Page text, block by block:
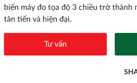
biến máy đo tọa độ 3 chiều trở thành
tân tiến và hiện đại.
Tư vấn